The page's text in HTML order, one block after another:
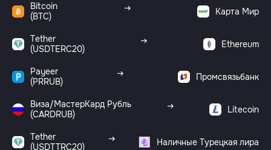
Bitcoin
(BTC)
Карта Мир
Tether
(USDTERC20)
Ethereum
Payeer
(PRRUB)
Промсвязьбанк
Виза/МастерКард Рубль
(CARDRUB)
Litecoin
Tether
(USDTTRC20)
Наличные Турецкая лира